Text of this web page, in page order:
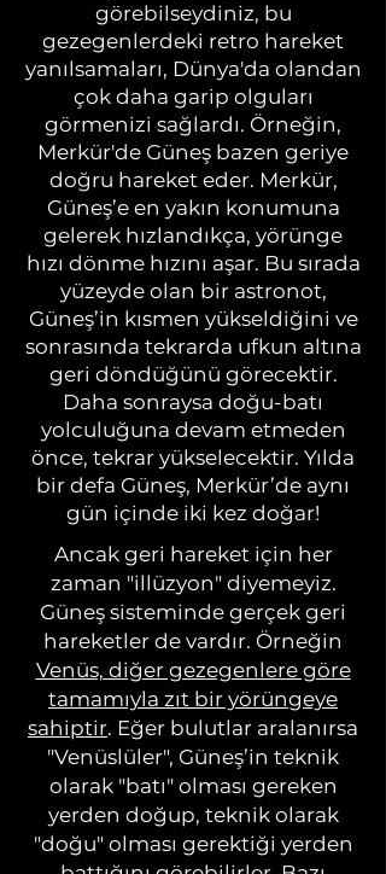
görebilseydiniz, bu
gezegenlerdeki retro hareket
yanılsamaları, Dünya'da olandan
çok daha garip olguları
görmenizi sağlardı. Örneğin,
Merkür'de Güneş bazen geriye
doğru hareket eder. Merkür,
Güneş’e en yakın konumuna
gelerek hızlandıkça, yörünge
hızı dönme hızını aşar. Bu sırada
yüzeyde olan bir astronot,
Güneş’in kısmen yükseldiğini ve
sonrasında tekrarda ufkun altına
geri döndüğünü görecektir.
Daha sonraysa doğu-batı
yolculuğuna devam etmeden
önce, tekrar yükselecektir. Yılda
bir defa Güneş, Merkür’de aynı
gün içinde iki kez doğar!
Ancak geri hareket için her
zaman "illüzyon" diyemeyiz.
Güneş sisteminde gerçek geri
hareketler de vardır. Örneğin
Venüs, diğer gezegenlere göre
tamamıyla zıt bir yörüngeye
sahiptir. Eğer bulutlar aralanırsa
"Venüslüler", Güneş’in teknik
olarak "batı" olması gereken
yerden doğup, teknik olarak
"doğu" olması gerektiği yerden